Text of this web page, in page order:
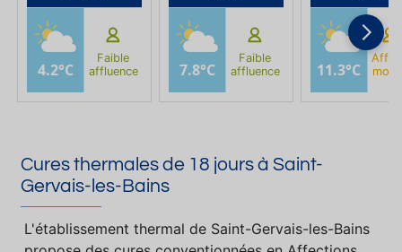
4.2°C
Faible
affluence
7.8°C
Faible
affluence
11.3°C
Cures thermales de 18 jours à Saint-
Gervais-les-Bains
L'établissement thermal de Saint-Gervais-les-Bains